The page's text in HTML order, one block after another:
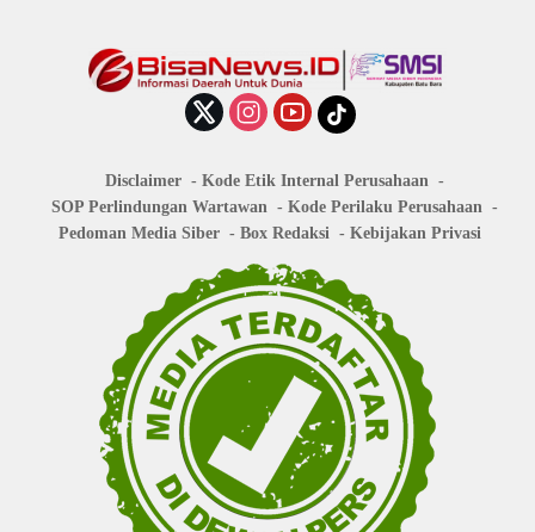
Disclaimer
Kode Etik Internal Perusahaan
SOP Perlindungan Wartawan
Kode Perilaku Perusahaan
Pedoman Media Siber
Box Redaksi Kebijakan Privasi